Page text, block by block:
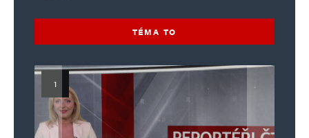
Uložit do prohlížeče jméno, e-mail a webovou stránku pro budoucí
komentáře.
TÉMA TO